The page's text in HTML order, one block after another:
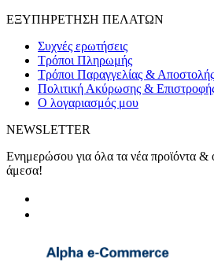
ΕΞΥΠΗΡΕΤΗΣΗ ΠΕΛΑΤΩΝ
Συχνές ερωτήσεις
Τρόποι Πληρωμής
Τρόποι Παραγγελίας & Αποστολής
Πολιτική Ακύρωσης &
Ο λογαριασμός μου
NEWSLETTER
Ενημερώσου για όλα τα νέα προϊόντα &
άμεσα!